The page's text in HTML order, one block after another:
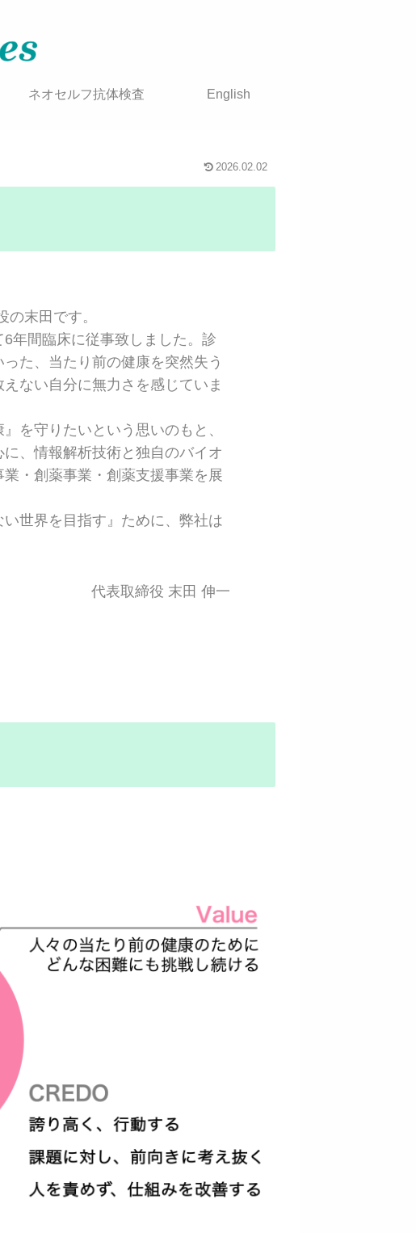
ネオセルフ抗体検査 English
2026.02.02
末田です。
年間臨床に従事致しました。診
た、当たり前の健康を突然失う
ない自分に無力さを感じていま
を守りたいという思いのもと、
、情報解析技術と独自のバイオ
・創薬事業・創薬支援事業を展
世界を目指す』ために、弊社は
代表取締役 末田 伸一